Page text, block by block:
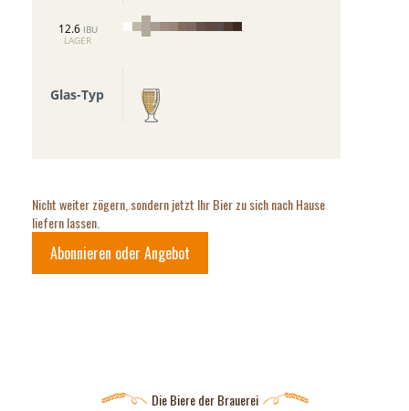
12.6 IBU
LAGER
Glas-Typ
Nicht weiter zögern, sondern jetzt Ihr Bier zu sich nach Hause
liefern lassen.
Abonnieren oder Angebot
Die Biere der Brauerei